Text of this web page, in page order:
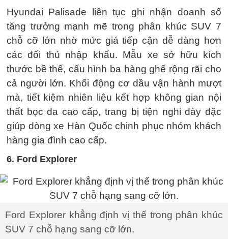
Hyundai Palisade liên tục ghi nhận doanh số
tăng trưởng mạnh mẽ trong phân khúc SUV 7
chỗ cỡ lớn nhờ mức giá tiếp cận dễ dàng hơn
các đối thủ nhập khẩu. Mẫu xe sở hữu kích
thước bề thế, cấu hình ba hàng ghế rộng rãi cho
cả người lớn. Khối động cơ dầu vận hành mượt
mà, tiết kiệm nhiên liệu kết hợp không gian nội
thất bọc da cao cấp, trang bị tiện nghi dày đặc
giúp dòng xe Hàn Quốc chinh phục nhóm khách
hàng gia đình cao cấp.
6. Ford Explorer
Ford Explorer khẳng định vị thế trong phân khúc
SUV 7 chỗ hạng sang cỡ lớn.